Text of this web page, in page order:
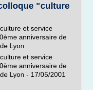
"culture
et service
anniversaire de
Lyon
et service
anniversaire de
Lyon - 17/05/2001